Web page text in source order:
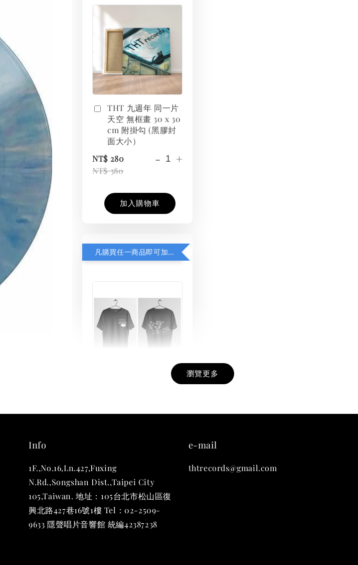
THT 九週年 同一片
天空 無框畫 30 x 30
cm 附掛勾 (黑膠封
面大小）
NT$ 280
NT$ 380
- +
加入購物車
凡購買任一商品即可加購 THT 九週年紀念 T-shirt
THT 九週年紀念 T-
瀏覽更多
Info
1F.,No.16,Ln.427,Fuxing
N.Rd.,Songshan Dist.,Taipei City
105,Taiwan. 地址：105台北市松山區復
興北路427巷16號1樓 Tel：02-2509-
9633 隱聲唱片音響館 統編42387238
e-mail
thtrecords@gmail.com